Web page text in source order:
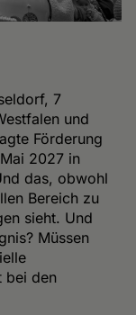
7
und
Förderung
2027 in
das, obwohl
Bereich zu
sieht. Und
Müssen
bei den